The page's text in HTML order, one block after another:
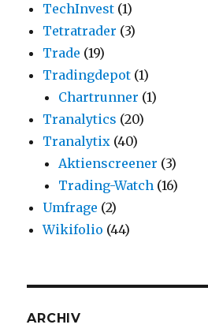
TechInvest (1)
Tetratrader (3)
Trade (19)
Tradingdepot (1)
Chartrunner (1)
Tranalytics (20)
Tranalytix (40)
Aktienscreener (3)
Trading-Watch (16)
Umfrage (2)
Wikifolio (44)
ARCHIV